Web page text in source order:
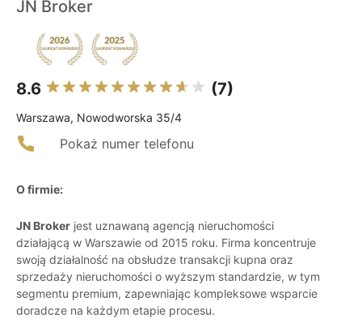
JN Broker
8.6 (7)
Warszawa, Nowodworska 35/4
Pokaż numer telefonu
O firmie:
JN Broker jest uznawaną agencją nieruchomości
działającą w Warszawie od 2015 roku. Firma koncentruje
swoją działalność na obsłudze transakcji kupna oraz
sprzedaży nieruchomości o wyższym standardzie, w tym
segmentu premium, zapewniając kompleksowe wsparcie
doradcze na każdym etapie procesu.